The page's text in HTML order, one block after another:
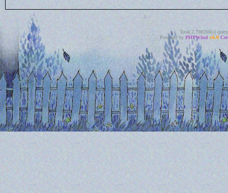
Total 2.798260(s)
Powered by PHPWind v6.0